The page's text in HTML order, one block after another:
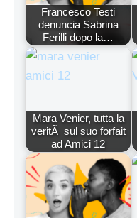
Francesco Testi
denuncia Sabrina
Ferilli dopo la…
Mara Venier, tutta la
veritÃ sul suo forfait
ad Amici 12